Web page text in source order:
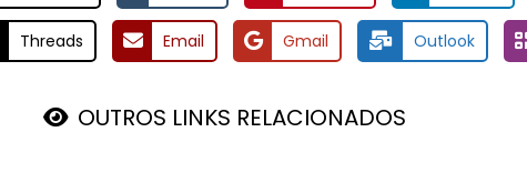
Threads Email Gmail Outlook
OUTROS LINKS RELACIONADOS